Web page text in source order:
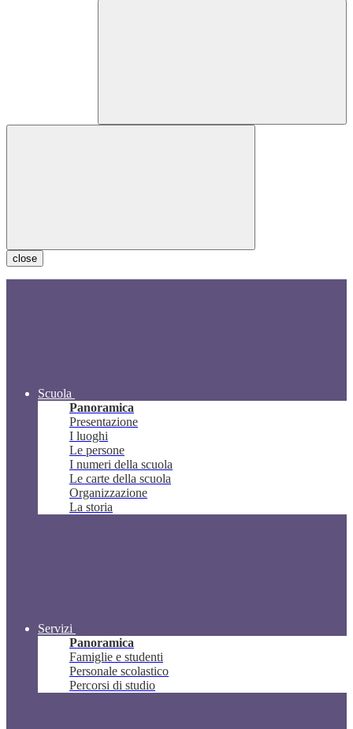
close
Scuola
Panoramica
Presentazione
I luoghi
Le persone
I numeri della scuola
Le carte della scuola
Organizzazione
La storia
Servizi
Panoramica
Famiglie e studenti
Personale scolastico
Percorsi di studio